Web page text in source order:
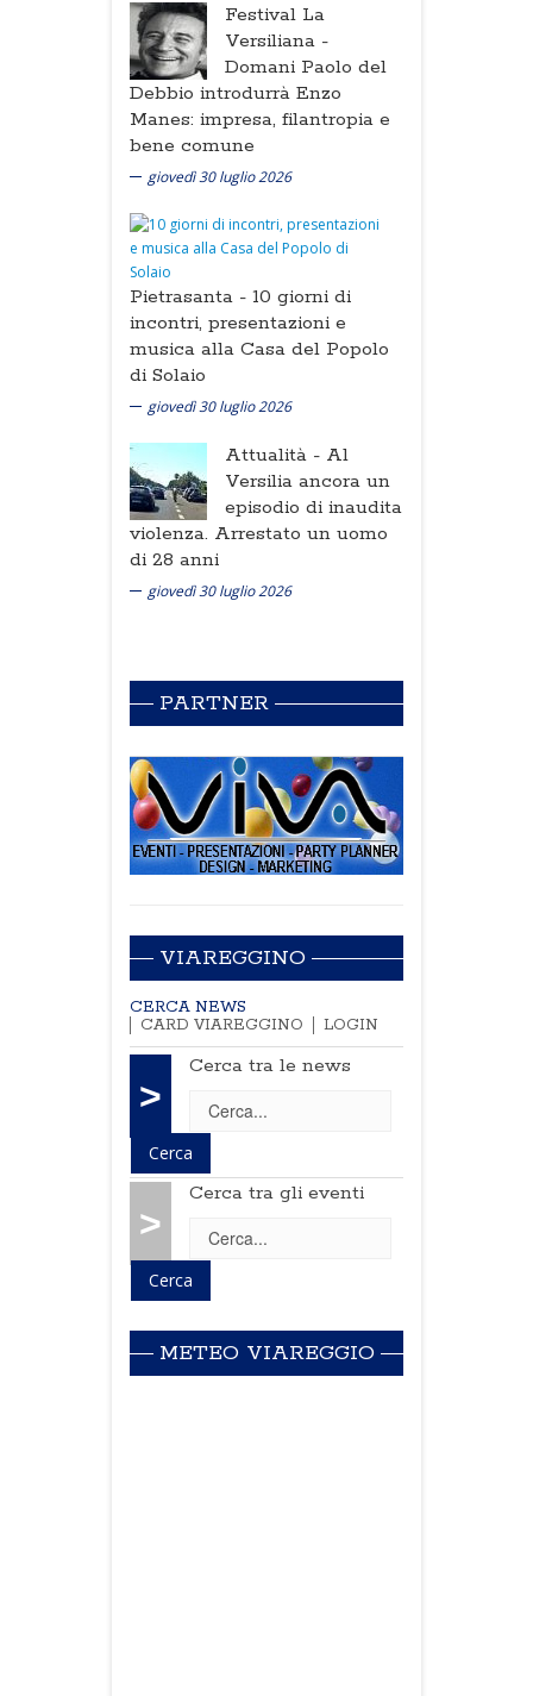
Festival La
Versiliana -
Domani Paolo del
Debbio introdurrà Enzo
Manes: impresa, filantropia e
bene comune
giovedì 30 luglio 2026
Pietrasanta - 10 giorni di
incontri, presentazioni e
musica alla Casa del Popolo
di Solaio
giovedì 30 luglio 2026
Attualità - Al
Versilia ancora un
episodio di inaudita
violenza. Arrestato un uomo
di 28 anni
giovedì 30 luglio 2026
PARTNER
VIAREGGINO
CERCA NEWS
CARD VIAREGGINO
LOGIN
>
Cerca tra le news
>
Cerca tra gli eventi
METEO VIAREGGIO